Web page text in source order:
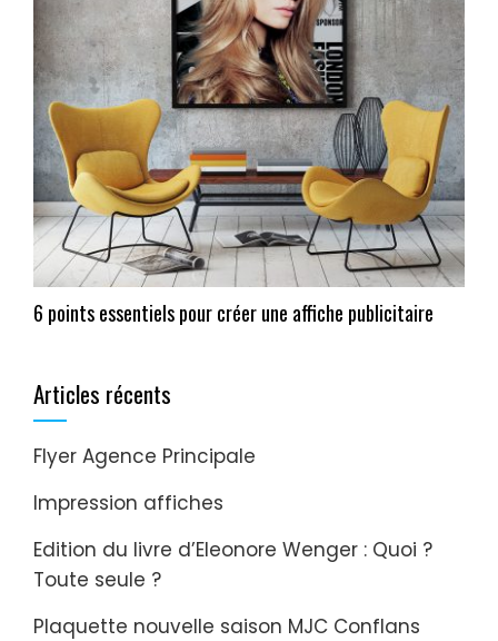
6 points essentiels pour créer une affiche publicitaire
Articles récents
Flyer Agence Principale
Impression affiches
Edition du livre d’Eleonore Wenger : Quoi ?
Toute seule ?
Plaquette nouvelle saison MJC Conflans